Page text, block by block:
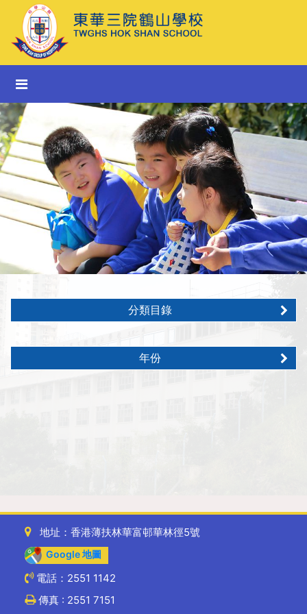
分類目錄
年份
地址：香港薄扶林華富邨華林徑5號
Google 地圖
電話：2551 1142
傳真 : 2551 7151